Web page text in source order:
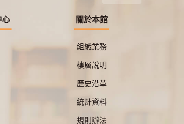
心 關於本館
組織業務
樓層說明
歷史沿革
統計資料
規則辦法